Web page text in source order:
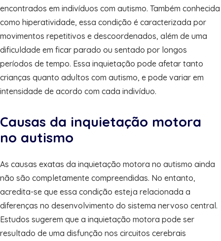
encontrados em indivíduos com autismo. Também conhecida
como hiperatividade, essa condição é caracterizada por
movimentos repetitivos e descoordenados, além de uma
dificuldade em ficar parado ou sentado por longos
períodos de tempo. Essa inquietação pode afetar tanto
crianças quanto adultos com autismo, e pode variar em
intensidade de acordo com cada indivíduo.
Causas da inquietação motora
no autismo
As causas exatas da inquietação motora no autismo ainda
não são completamente compreendidas. No entanto,
acredita-se que essa condição esteja relacionada a
diferenças no desenvolvimento do sistema nervoso central.
Estudos sugerem que a inquietação motora pode ser
resultado de uma disfunção nos circuitos cerebrais